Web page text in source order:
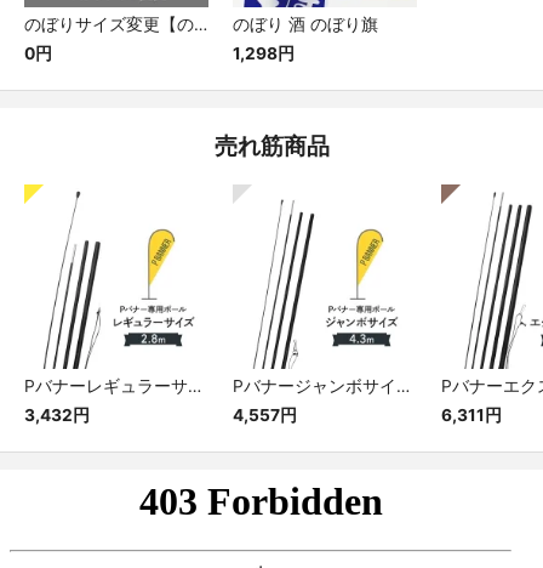
のぼりサイズ変更【のぼり加工オプション】[のぼり用品・オプション]
0円
のぼり 酒 のぼり旗
1,298円
売れ筋商品
Pバナーレギュラーサイズ専用ポール
3,432円
Pバナージャンボサイズ専用ポール
4,557円
6,311円